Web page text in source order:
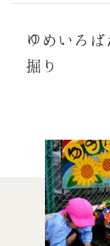
ゆめいろば
掘り